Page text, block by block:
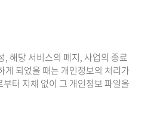
, 해당 서비스의 폐지, 사업의 종료
게 되었을 때는 개인정보의 처리가
터 지체 없이 그 개인정보 파일을